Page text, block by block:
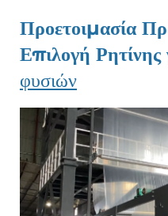
Προετοιμασία
Επιλογή Ρητίνης
φυσιών